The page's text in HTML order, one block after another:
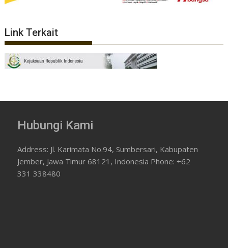
Link Terkait
Hubungi Kami
Address: Jl. Karimata No.94, Sumbersari, Kabupaten
Jember, Jawa Timur 68121, Indonesia Phone: +62
331 338480